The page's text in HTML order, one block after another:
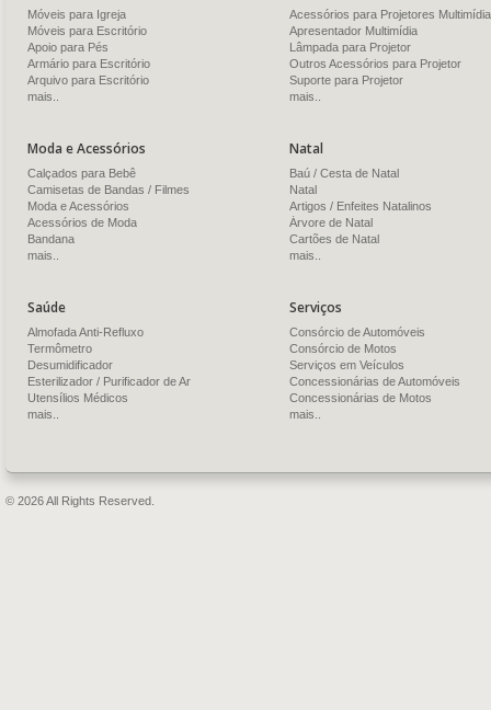
Móveis para Igreja
Móveis para Escritório
Apoio para Pés
Armário para Escritório
Arquivo para Escritório
mais..
Acessórios para Projetores Multimídia
Apresentador Multimídia
Lâmpada para Projetor
Outros Acessórios para Projetor
Suporte para Projetor
mais..
Moda e Acessórios
Calçados para Bebê
Camisetas de Bandas / Filmes
Moda e Acessórios
Acessórios de Moda
Bandana
mais..
Natal
Baú / Cesta de Natal
Natal
Artigos / Enfeites Natalinos
Árvore de Natal
Cartões de Natal
mais..
Saúde
Almofada Anti-Refluxo
Termômetro
Desumidificador
Esterilizador / Purificador de Ar
Utensílios Médicos
mais..
Serviços
Consórcio de Automóveis
Consórcio de Motos
Serviços em Veículos
Concessionárias de Automóveis
Concessionárias de Motos
mais..
© 2026 All Rights Reserved.